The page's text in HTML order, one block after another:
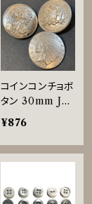
コインコンチョボ
タン 30mm JD
P-0017
¥876